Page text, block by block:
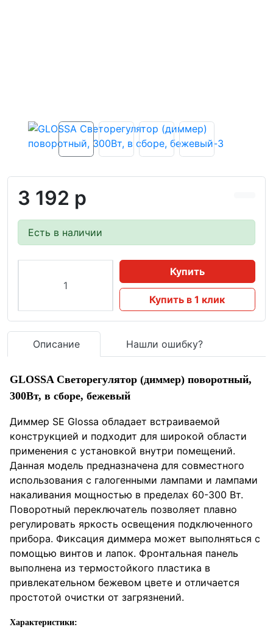
3 192 р
Есть в наличии
Купить
Купить в 1 клик
Описание Нашли ошибку?
GLOSSA Светорегулятор (диммер) поворотный,
300Вт, в сборе, бежевый
Диммер SE Glossa обладает встраиваемой
конструкцией и подходит для широкой области
применения с установкой внутри помещений.
Данная модель предназначена для совместного
использования с галогенными лампами и лампами
накаливания мощностью в пределах 60-300 Вт.
Поворотный переключатель позволяет плавно
регулировать яркость освещения подключенного
прибора. Фиксация диммера может выполняться с
помощью винтов и лапок. Фронтальная панель
выполнена из термостойкого пластика в
привлекательном бежевом цвете и отличается
простотой очистки от загрязнений.
Характеристики: